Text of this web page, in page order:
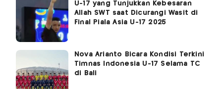
U-17 yang Tunjukkan Kebesaran
Allah SWT saat Dicurangi Wasit di
Final Piala Asia U-17 2025
Nova Arianto Bicara Kondisi Terkini
Timnas Indonesia U-17 Selama TC
di Bali